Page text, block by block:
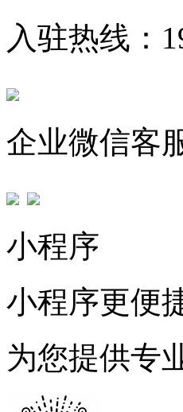
入驻热线：
企业微信客
小程序
小程序更便
为您提供专